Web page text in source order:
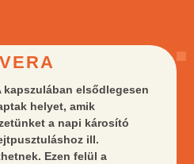
kapszulában elsődlegesen
helyet, amik
a napi károsító
ill.
Ezen felül a